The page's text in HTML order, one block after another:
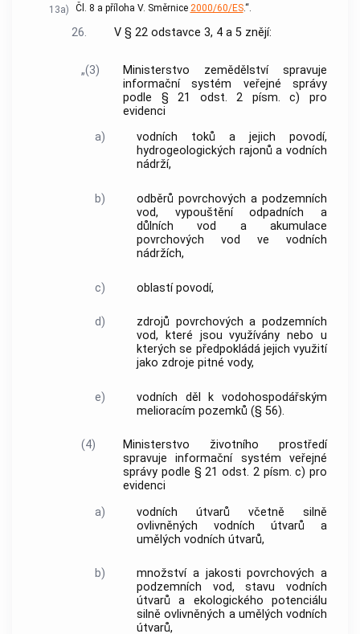
13a) Čl. 8 a příloha V. Směrnice 2000/60/ES.“.
26. V § 22 odstavce 3, 4 a 5 znějí:
„(3)
Ministerstvo zemědělství spravuje
informační systém veřejné správy
podle § 21 odst. 2 písm. c) pro
evidenci
a)
vodních toků a jejich povodí,
hydrogeologických rajonů a vodních
nádrží,
b)
odběrů povrchových a podzemních
vod, vypouštění odpadních a
důlních vod a akumulace
povrchových vod ve vodních
nádržích,
c) oblastí povodí,
d)
zdrojů povrchových a podzemních
vod, které jsou využívány nebo u
kterých se předpokládá jejich využití
jako zdroje pitné vody,
e)
vodních děl k vodohospodářským
melioracím pozemků (§ 56).
(4)
Ministerstvo životního prostředí
spravuje informační systém veřejné
správy podle § 21 odst. 2 písm. c) pro
evidenci
a)
vodních útvarů včetně silně
ovlivněných vodních útvarů a
umělých vodních útvarů,
b)
množství a jakosti povrchových a
podzemních vod, stavu vodních
útvarů a ekologického potenciálu
silně ovlivněných a umělých vodních
útvarů,